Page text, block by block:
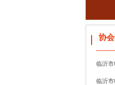
协
临沂市
临沂市